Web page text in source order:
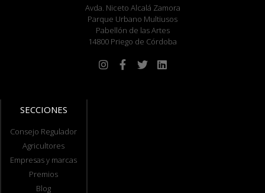
Avda. Niceto Alcalá Zamora
Parque Urbano Multiusos
Pabellón de las Artes
14800 Priego de Córdoba
SECCIONES
Consejo Regulador
Agricultores
Empresas y marcas
Premios
Blog